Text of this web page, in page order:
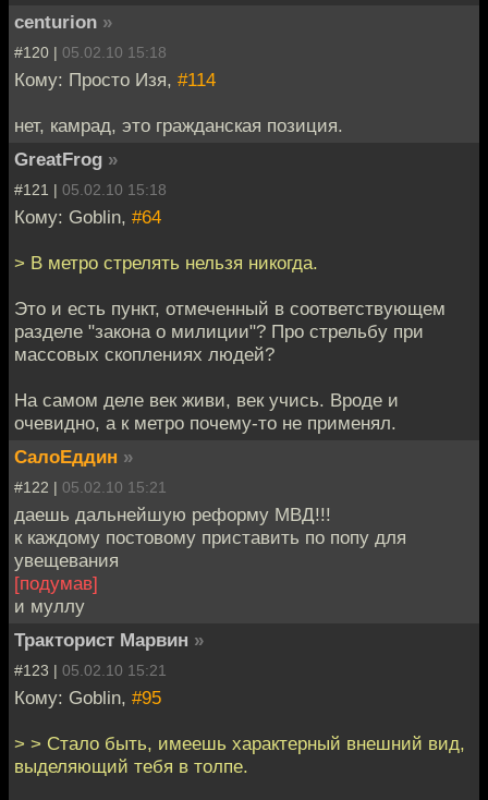
centurion »
#120 | 05.02.10 15:18
Кому: Просто Изя, #114
нет, камрад, это гражданская позиция.
GreatFrog »
#121 | 05.02.10 15:18
Кому: Goblin, #64
> В метро стрелять нельзя никогда.
Это и есть пункт, отмеченный в соответствующем
разделе "закона о милиции"? Про стрельбу при
массовых скоплениях людей?
На самом деле век живи, век учись. Вроде и
очевидно, а к метро почему-то не применял.
СалоЕддин »
#122 | 05.02.10 15:21
даешь дальнейшую реформу МВД!!!
к каждому постовому приставить по попу для
увещевания
[подумав]
и муллу
Тракторист Марвин »
#123 | 05.02.10 15:21
Кому: Goblin, #95
> > Стало быть, имеешь характерный внешний вид,
выделяющий тебя в толпе.